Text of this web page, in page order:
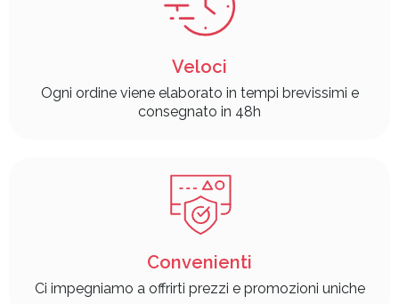
Veloci
Ogni ordine viene elaborato in tempi brevissimi e
consegnato in 48h
Convenienti
Ci impegniamo a offrirti prezzi e promozioni uniche